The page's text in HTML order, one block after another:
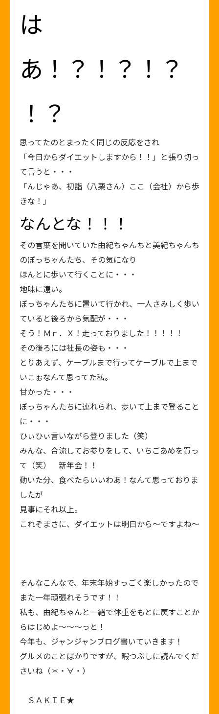
は
あ！？！？！？
！？
思ってたのとまったく同じの反応をされ
「今日からダイエットしますから！！」と張り切っ
て言うと・・・
「んじゃあ、初詣（八栗さん）ここ（会社）から歩
きな！」
なんとな！！！
その言葉を聞いていた由紀ちゃんちと美紀ちゃんち
のぼっちゃんたち、その気になり
ほんとに歩いて行くことに・・・
地味に遠い。
ぼっちゃんたちに置いて行かれ、一人さみしく歩い
ていると後ろから気配が・・・
そう！Ｍｒ．Ｘ！走っておりました！！！！！
その後ろには社長の姿も・・・
とりあえず、ケーブルまで行ってケーブルで上まで
いこぉなんて思ってた私。
甘かった・・・
ぼっちゃんたちに連れられ、歩いて上まで登ること
に・・・
ひぃひぃ言いながら登りました（笑）
みんな、合流してお参りをして、いちごあめを買っ
て（笑） 新年会！！
動いた分、食べたらいいわあ！なんて思っておりま
したが
見事にそれ以上。
これぞまさに、ダイエットは明日から～ですよね～
そんなこんなで、年末年始すっごく楽しかったので
また一年頑張れそうです！！
私も、由紀ちゃんと一緒で体重をもとに戻すことか
らはじめよ～～～っと！
今年も、ジャンジャンブログ書いていきます！
グルメのことばかりですが、暇つぶしに読んでくだ
さいね（＊・∀・）
ＳＡＫＩＥ★